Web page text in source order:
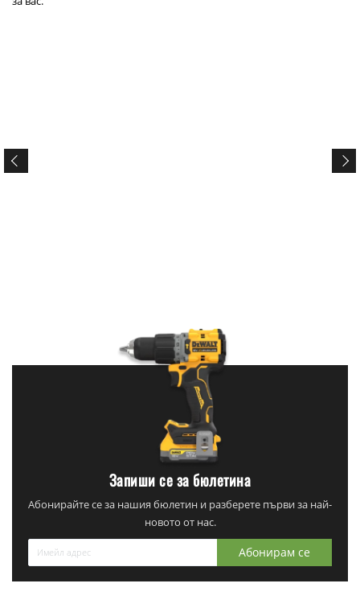
Запиши се за бюлетина
Абонирайте се за нашия бюлетин и разберете първи за най-
новото от нас.
Абонирам се